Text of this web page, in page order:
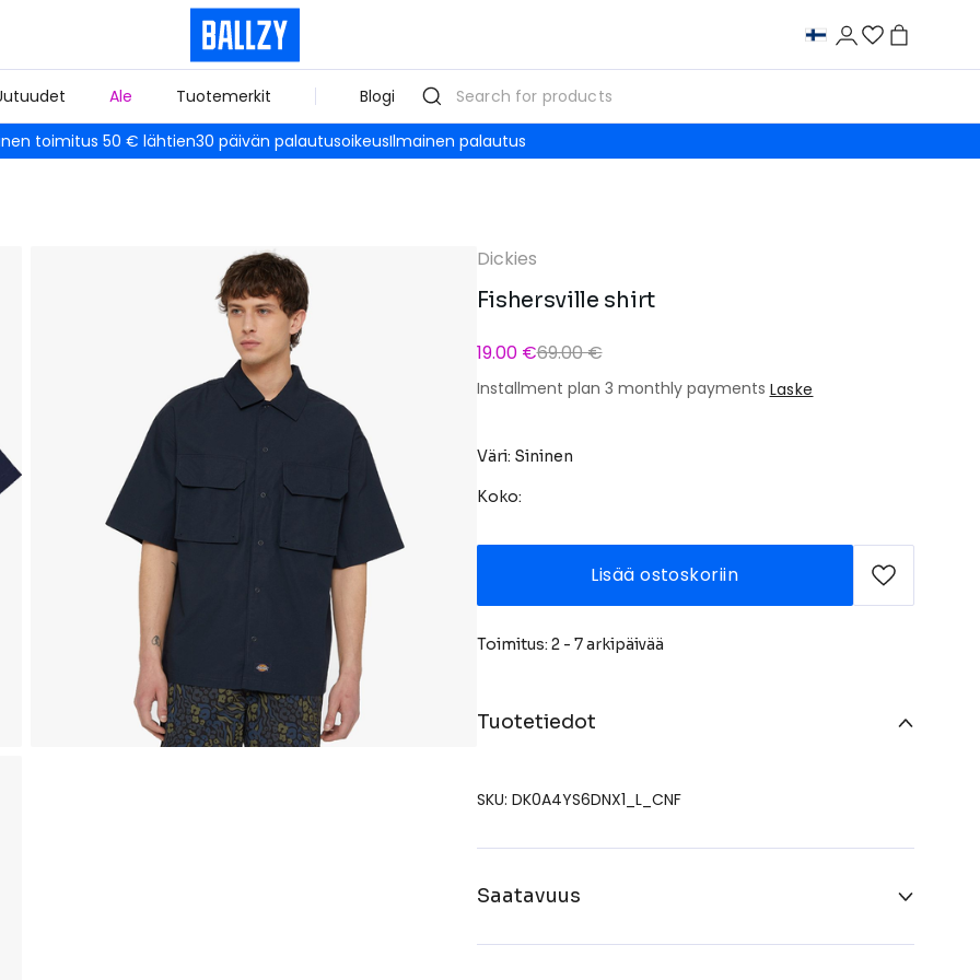
Ale Tuotemerkit Blogi
toimitus 50 € lähtien30 päivän palautusoikeusIlmainen palautus
Dickies
Fishersville shirt
19.00 €69.00 €
Installment plan 3 monthly payments Laske
Väri: Sininen
Koko:
Lisää ostoskoriin
Toimitus: 2 - 7 arkipäivää
Tuotetiedot
SKU: DK0A4YS6DNX1_L_CNF
Saatavuus